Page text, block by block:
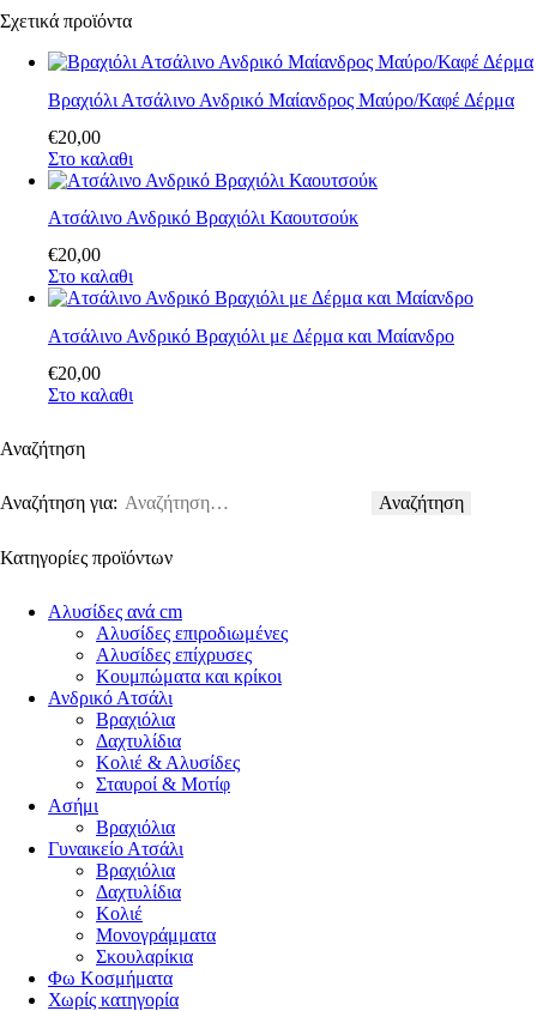
Σχετικά προϊόντα
Βραχιόλι Ατσάλινο Ανδρικό Μαίανδρος Μαύρο/Καφέ Δέρμα
€20,00
Στο καλαθι
Ατσάλινο Ανδρικό Βραχιόλι Καουτσούκ
€20,00
Στο καλαθι
Ατσάλινο Ανδρικό Βραχιόλι με Δέρμα και Μαίανδρο
€20,00
Στο καλαθι
Αναζήτηση
Αναζήτηση για:
Κατηγορίες προϊόντων
Αλυσίδες ανά cm
Αλυσίδες επιροδιωμένες
Αλυσίδες επίχρυσες
Κουμπώματα και κρίκοι
Ανδρικό Ατσάλι
Βραχιόλια
Δαχτυλίδια
Κολιέ & Αλυσίδες
Σταυροί & Μοτίφ
Ασήμι
Βραχιόλια
Γυναικείο Ατσάλι
Βραχιόλια
Δαχτυλίδια
Κολιέ
Μονογράμματα
Σκουλαρίκια
Φω Κοσμήματα
Χωρίς κατηγορία